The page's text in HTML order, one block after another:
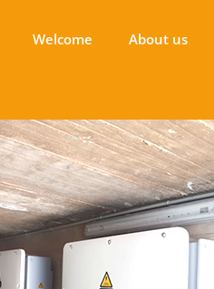
Welcome About us